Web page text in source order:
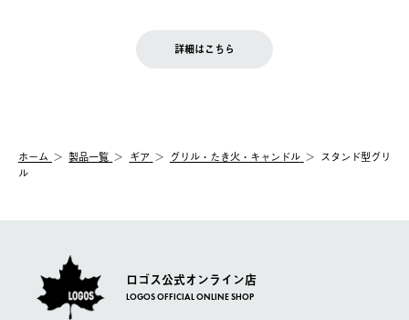
【配送業者】
佐川急便にて配送されます。
お客様都合の返品にかかる送料は、お客様ご負担とさせていただ
一度お手元の商品を返品いただき、ご希望商品を再注文してくだ
LOGOS FAMILY会員の方は、会員マイページ内 購入履歴画面に
詳細はこちら
ホーム 製品一覧 ギア グリル・たき火・キャンドル
スタンド型グリ
ル
ロゴス公式オンライン店
LOGOS OFFICIAL ONLINE SHOP